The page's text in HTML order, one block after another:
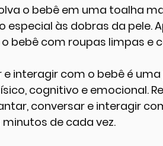
o bebê em uma toalha
às dobras da pele.
bebê com roupas limpas e
e interagir com o bebê é
cognitivo e emocional.
conversar e interagir
de cada vez.